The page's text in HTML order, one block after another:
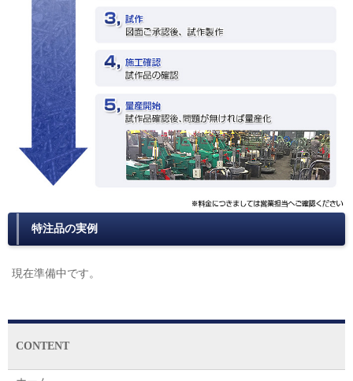
特注品の実例
現在準備中です。
CONTENT